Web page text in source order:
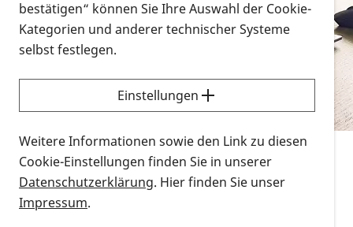
Alle Infomaterialien in verschiedenen
Formaten an einem Ort
Sie möchten wissen, wie Sie nach Infonmaterial
suchen und dieses bestellen bzw. herunterladen
können? Schauen Sie sich dieErklärvideos zum
Thema Infomaterial auf der PRO RETINA-Website
für blinde und sehbehinderte Menschen an.
Auf dieser Seite finden Sie sämtliches Infomaterial
bestätigen“ können Sie Ihre Auswahl der Cookie-
Kategorien und anderer technischer Systeme
selbst festlegen.
Einstellungen
Weitere Informationen sowie den Link zu diesen
Cookie-Einstellungen finden Sie in unserer
Datenschutzerklärung. Hier finden Sie unser
Impressum.